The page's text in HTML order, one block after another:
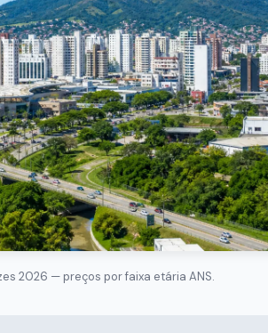
2026 — preços por faixa etária ANS.